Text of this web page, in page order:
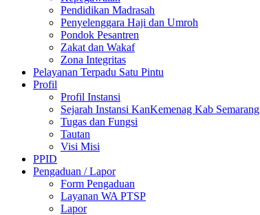
Pendidikan Madrasah
Penyelenggara Haji dan Umroh
Pondok Pesantren
Zakat dan Wakaf
Zona Integritas
Pelayanan Terpadu Satu Pintu
Profil
Profil Instansi
Sejarah Instansi KanKemenag Kab Semarang
Tugas dan Fungsi
Tautan
Visi Misi
PPID
Pengaduan / Lapor
Form Pengaduan
Layanan WA PTSP
Lapor